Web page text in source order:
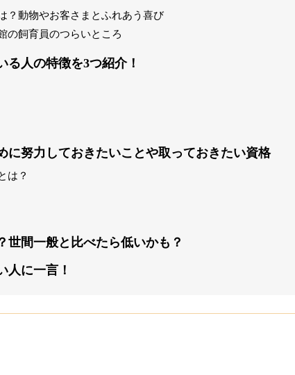
？動物やお客さまとふれあう喜び
の飼育員のつらいところ
る人の特徴を3つ紹介！
に努力しておきたいことや取っておきたい資格
は？
世間一般と比べたら低いかも？
人に一言！